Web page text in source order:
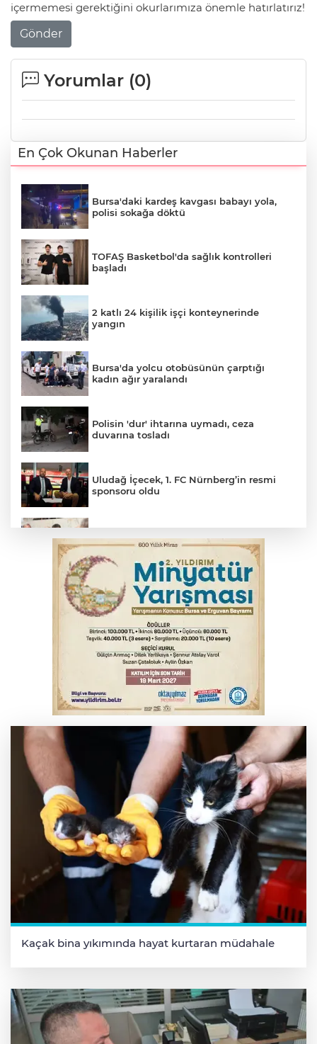
içermemesi gerektiğini okurlarımıza önemle hatırlatırız!
Gönder
Yorumlar (0)
En Çok Okunan Haberler
Bursa'daki kardeş kavgası babayı yola,
polisi sokağa döktü
TOFAŞ Basketbol'da sağlık kontrolleri
başladı
2 katlı 24 kişilik işçi konteynerinde
yangın
Bursa'da yolcu otobüsünün çarptığı
kadın ağır yaralandı
Polisin 'dur' ihtarına uymadı, ceza
duvarına tosladı
Uludağ İçecek, 1. FC Nürnberg’in resmi
sponsoru oldu
sahada tuttu
Erguvan Bayramı minyatür sanatıyla
geleceğe taşınacak
Trabzonspor'da Folcarelli ameliyat oldu
THY temmuzda yolcu rekoru kırdı
Kaçak bina yıkımında hayat kurtaran müdahale